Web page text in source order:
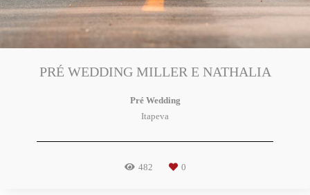
PRÉ WEDDING MILLER E NATHALIA
Pré Wedding
Itapeva
482 0